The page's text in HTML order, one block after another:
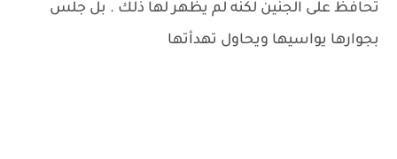
تحافظ على الجنين لكنه لم يظهر لها ذلك . بل جلس
بجوارها يواسيها ويحاول تهدأتها